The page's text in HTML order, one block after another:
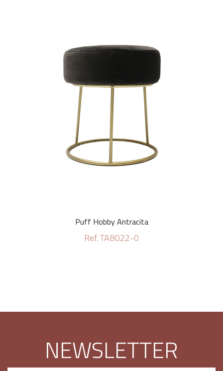
Puff Hobby Antracita
Ref. TAB022-0
NEWSLETTER